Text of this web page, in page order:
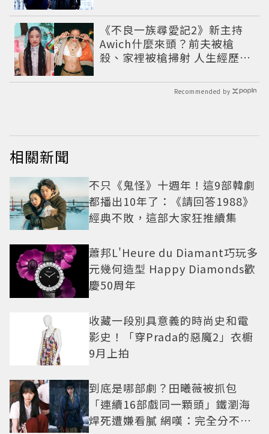
《不良一族尋愛記2》新主持
Awich什麼來頭？前夫被槍
殺、家裡被槍掃射 人生經歷比
Recommended by
相關新聞
不只《鬼怪》十週年！這9部韓劇
都播出10年了：《請回答1988》
經典不敗，這部大家狂推續集
蕭邦L'Heure du Diamant巧玩多
元幾何造型 Happy Diamonds歡
慶50周年
收藏一段別具意義的時尚史和電
影史！「穿Prada的惡魔2」衣櫥
9月上拍
到底是哪部劇？田曦薇被抓包
「連續16部戲同一顆頭」鐵瀏海
焊死遭嫌看膩 網嘆：完全分不出